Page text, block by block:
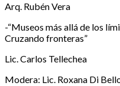
Arq. Rubén Vera
-“Museos más allá de los
Cruzando fronteras”
Lic. Carlos Tellechea
Modera: Lic. Roxana Di